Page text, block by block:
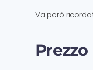
Va però